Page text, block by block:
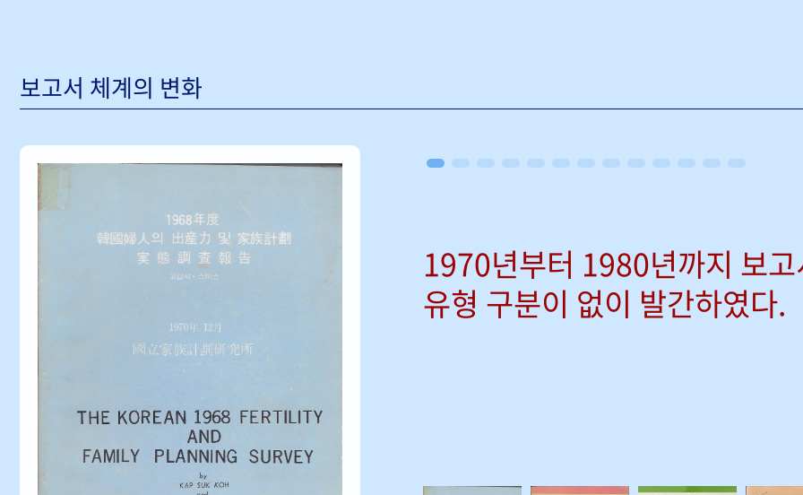
보고서 체계의 변화
1970년부터 1980년까지 보
유형 구분이 없이 발간하였다.